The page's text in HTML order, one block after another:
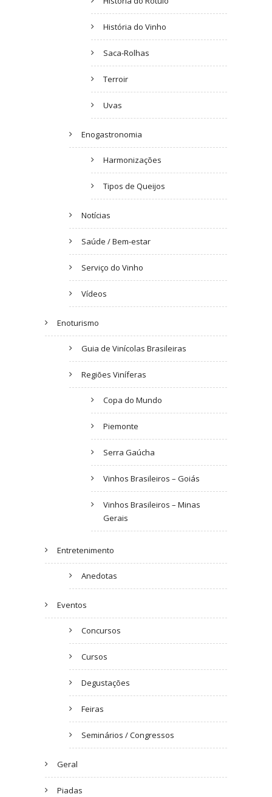
História do Vinho
Saca-Rolhas
Terroir
Uvas
Enogastronomia
Harmonizações
Tipos de Queijos
Notícias
Saúde / Bem-estar
Serviço do Vinho
Vídeos
Enoturismo
Guia de Vinícolas Brasileiras
Regiões Viníferas
Copa do Mundo
Piemonte
Serra Gaúcha
Vinhos Brasileiros – Goiás
Vinhos Brasileiros – Minas
Gerais
Entretenimento
Anedotas
Eventos
Concursos
Cursos
Degustações
Feiras
Seminários / Congressos
Geral
Piadas